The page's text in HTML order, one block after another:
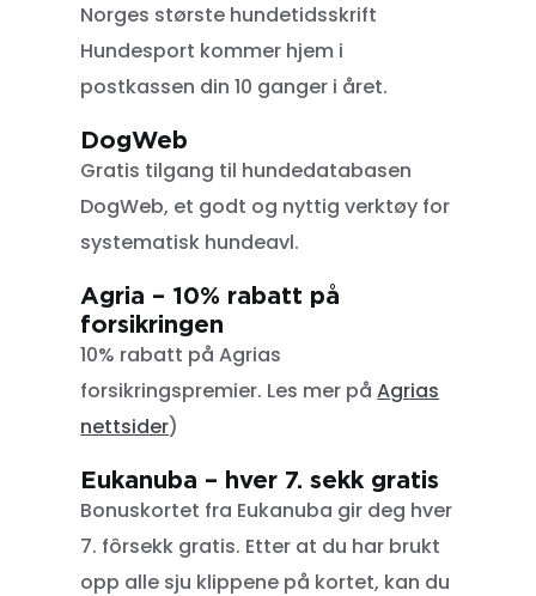
Norges største hundetidsskrift
Hundesport kommer hjem i
postkassen din 10 ganger i året.
DogWeb
Gratis tilgang til hundedatabasen
DogWeb, et godt og nyttig verktøy for
systematisk hundeavl.
Agria – 10% rabatt på
forsikringen
10% rabatt på Agrias
forsikringspremier. Les mer påAgrias
nettsider)
Eukanuba – hver 7. sekk gratis
Bonuskortet fra Eukanuba gir deg hver
7. fôrsekk gratis. Etter at du har brukt
opp alle sju klippene på kortet, kan du